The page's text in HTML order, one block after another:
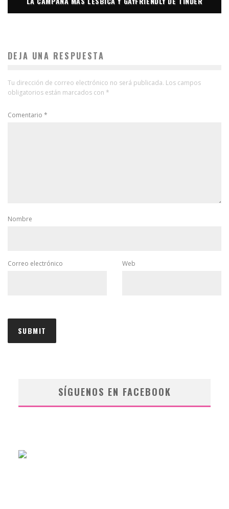
DEJA UNA RESPUESTA
Tu dirección de correo electrónico no será publicada. Los campos
obligatorios están marcados con *
Comentario *
Nombre
Correo electrónico Web
SÍGUENOS EN FACEBOOK